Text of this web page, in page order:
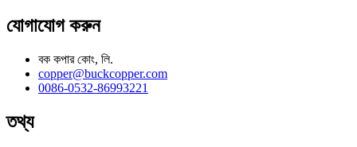
যোগাযোগ করুন
বক কপার কোং, লি.
copper@buckcopper.com
0086-0532-86993221
তথ্য